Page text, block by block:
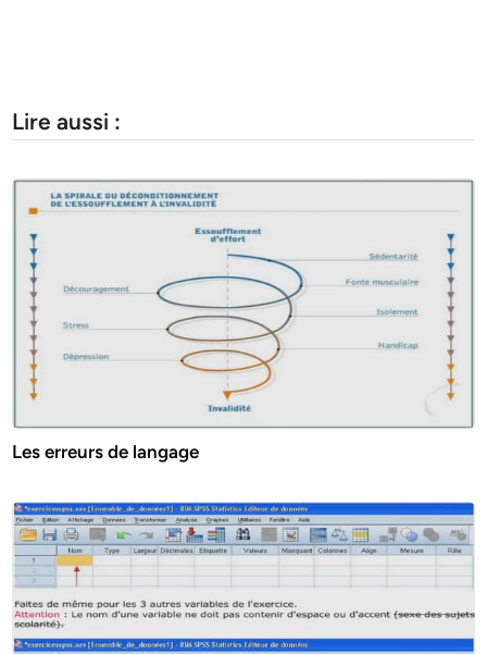
Lire aussi :
Les erreurs de langage